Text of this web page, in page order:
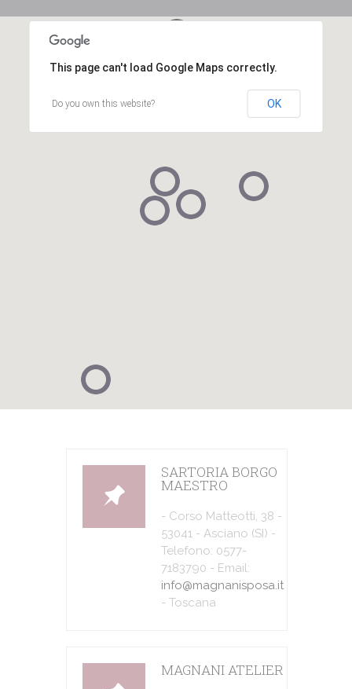
This page can't load Google Maps correctly.
Do you own this website? OK
SARTORIA BORGO
MAESTRO
- Corso Matteotti, 38 -
53041 - Asciano (SI) -
Telefono: 0577-
7183790 - Email:
info@magnanisposa.it
- Toscana
MAGNANI ATELIER